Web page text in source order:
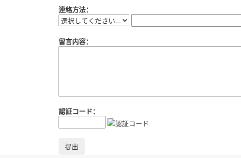
連絡方法：
留言内容：
認証コード：